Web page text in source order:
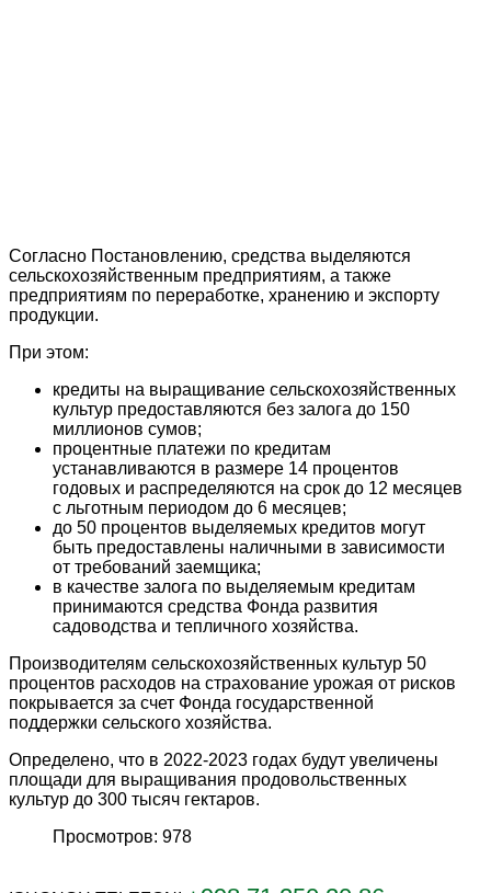
Согласно Постановлению, средства выделяются
сельскохозяйственным предприятиям, а также
предприятиям по переработке, хранению и экспорту
продукции.
При этом:
кредиты на выращивание сельскохозяйственных
культур предоставляются без залога до 150
миллионов сумов;
процентные платежи по кредитам
устанавливаются в размере 14 процентов
годовых и распределяются на срок до 12 месяцев
с льготным периодом до 6 месяцев;
до 50 процентов выделяемых кредитов могут
быть предоставлены наличными в зависимости
от требований заемщика;
в качестве залога по выделяемым кредитам
принимаются средства Фонда развития
садоводства и тепличного хозяйства.
Производителям сельскохозяйственных культур 50
процентов расходов на страхование урожая от рисков
покрывается за счет Фонда государственной
поддержки сельского хозяйства.
Определено, что в 2022-2023 годах будут увеличены
площади для выращивания продовольственных
культур до 300 тысяч гектаров.
Просмотров: 978